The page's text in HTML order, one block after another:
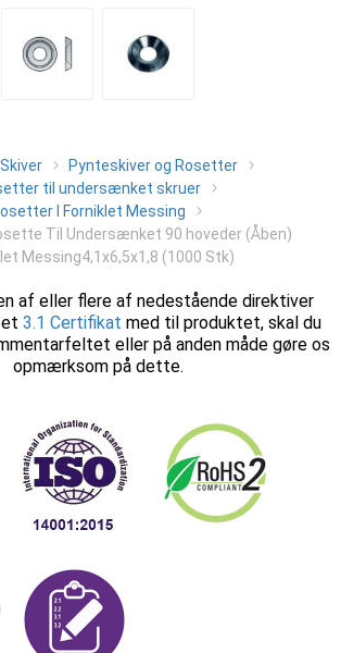
Skiver
Pynteskiver og Rosetter
til undersænket skruer
I Forniklet Messing
Til Undersænket 90 hoveder (Åben)
Messing4,1x6,5x1,8 (1000 Stk)
af eller flere af nedestående direktiver
3.1 Certifikat med til produktet, skal du
eller på anden måde gøre os
opmærksom på dette.